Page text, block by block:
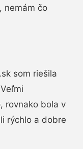
nemám čo
som riešila
rovnako bola v
rýchlo a dobre